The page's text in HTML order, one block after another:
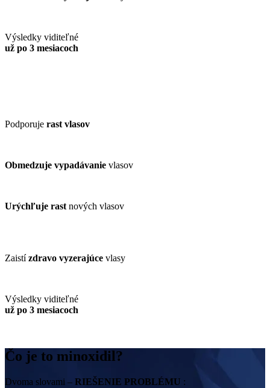
Výsledky viditeľné
už po 3 mesiacoch
Podporuje rast vlasov
Obmedzuje vypadávanie vlasov
Urýchľuje rast nových vlasov
Zaistízdravo vyzerajúce vlasy
Výsledky viditeľné
už po 3 mesiacoch
Čo je to minoxidil?
Dvoma slovami – RIEŠENIE PROBLÉMU :